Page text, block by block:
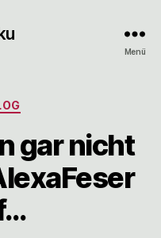
Menü
gar nicht